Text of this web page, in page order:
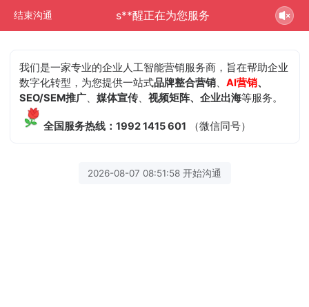
结束沟通 s**醒正在为您服务
我们是一家专业的企业人工智能营销服务商，旨在帮助企业
数字化转型，为您提供一站式品牌整合营销、AI营销、
SEO/SEM推广、媒体宣传、视频矩阵、企业出海等服务。
全国服务热线：1992 1415 601 （微信同号）
2026-08-07 08:51:58 开始沟通